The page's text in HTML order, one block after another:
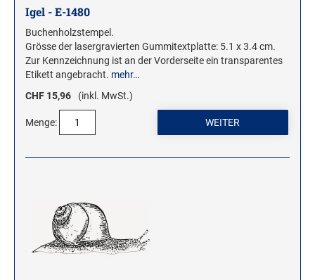
Igel - E-1480
Buchenholzstempel.
Grösse der lasergravierten Gummitextplatte: 5.1 x 3.4 cm.
Zur Kennzeichnung ist an der Vorderseite ein transparentes
Etikett angebracht. mehr…
CHF 15,96
(inkl. MwSt.)
Menge: